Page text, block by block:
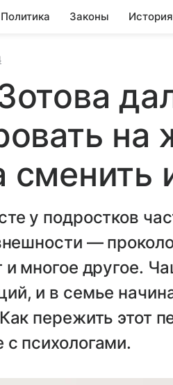
Политика Законы
на
у подростков
—
многое другое.
и в семье
пережить этот
психологами.